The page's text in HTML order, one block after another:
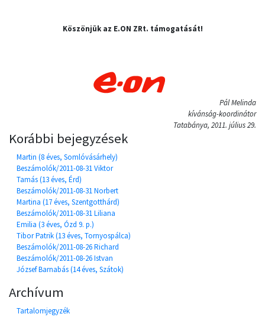
Köszönjük az E.ON ZRt. támogatását!
Pál Melinda
kívánság-koordinátor
Tatabánya, 2011. július 29.
Korábbi bejegyzések
Martin (8 éves, Somlóvásárhely)
Beszámolók/2011-08-31 Viktor
Tamás (13 éves, Érd)
Beszámolók/2011-08-31 Norbert
Martina (17 éves, Szentgotthárd)
Beszámolók/2011-08-31 Liliana
Emilia (3 éves, Ózd 9. p.)
Tibor Patrik (13 éves, Tornyospálca)
Beszámolók/2011-08-26 Richard
Beszámolók/2011-08-26 Istvan
József Barnabás (14 éves, Szátok)
Archívum
Tartalomjegyzék